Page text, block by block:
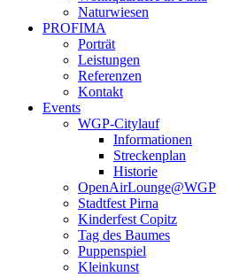
Naturwiesen
PROFIMA
Porträt
Leistungen
Referenzen
Kontakt
Events
WGP-Citylauf
Informationen
Streckenplan
Historie
OpenAirLounge@WGP
Stadtfest Pirna
Kinderfest Copitz
Tag des Baumes
Puppenspiel
Kleinkunst